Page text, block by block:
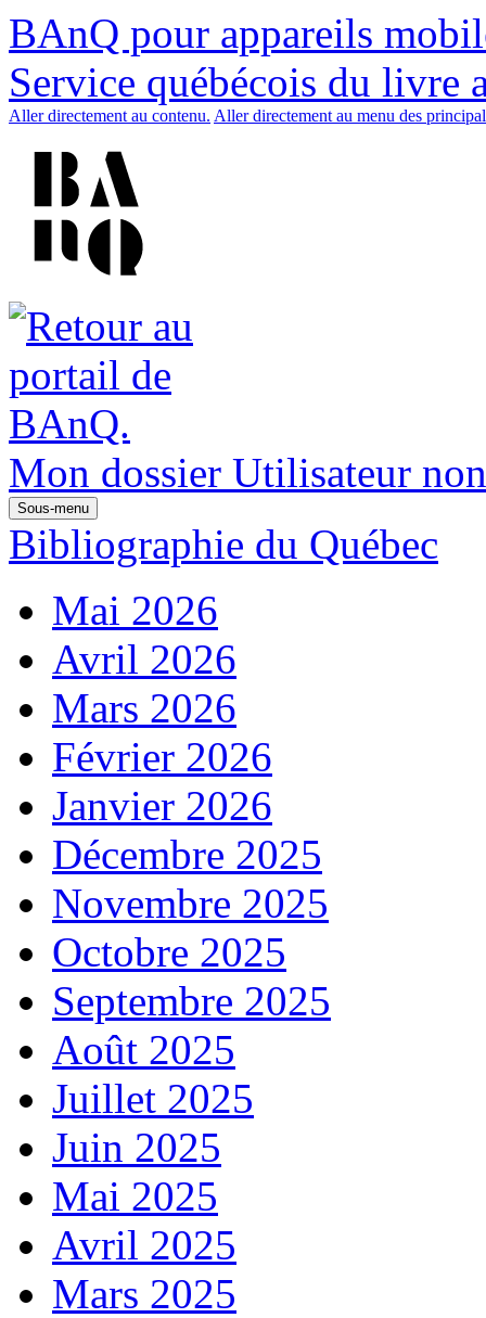
BAnQ pour appareils
Service québécois du livre
Aller directement au contenu. Aller directement au menu des
Mon dossier Utilisateur
Sous-menu
Bibliographie du Québec
Mai 2026
Avril 2026
Mars 2026
Février 2026
Janvier 2026
Décembre 2025
Novembre 2025
Octobre 2025
Septembre 2025
Août 2025
Juillet 2025
Juin 2025
Mai 2025
Avril 2025
Mars 2025